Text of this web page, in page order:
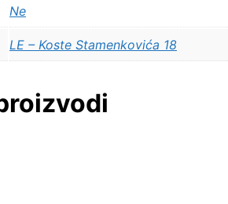
Ne
LE – Koste Stamenkovića 18